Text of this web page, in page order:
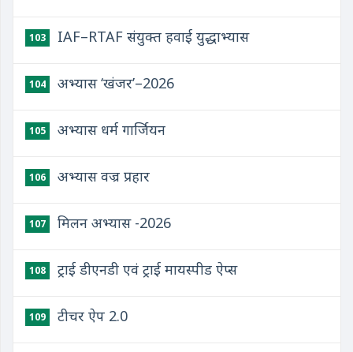
103 IAF–RTAF संयुक्त हवाई युद्धाभ्यास
104 अभ्यास ‘खंजर’–2026
105 अभ्यास धर्म गार्जियन
106 अभ्यास वज्र प्रहार
107 मिलन अभ्यास -2026
108 ट्राई डीएनडी एवं ट्राई मायस्पीड ऐप्स
109 टीचर ऐप 2.0